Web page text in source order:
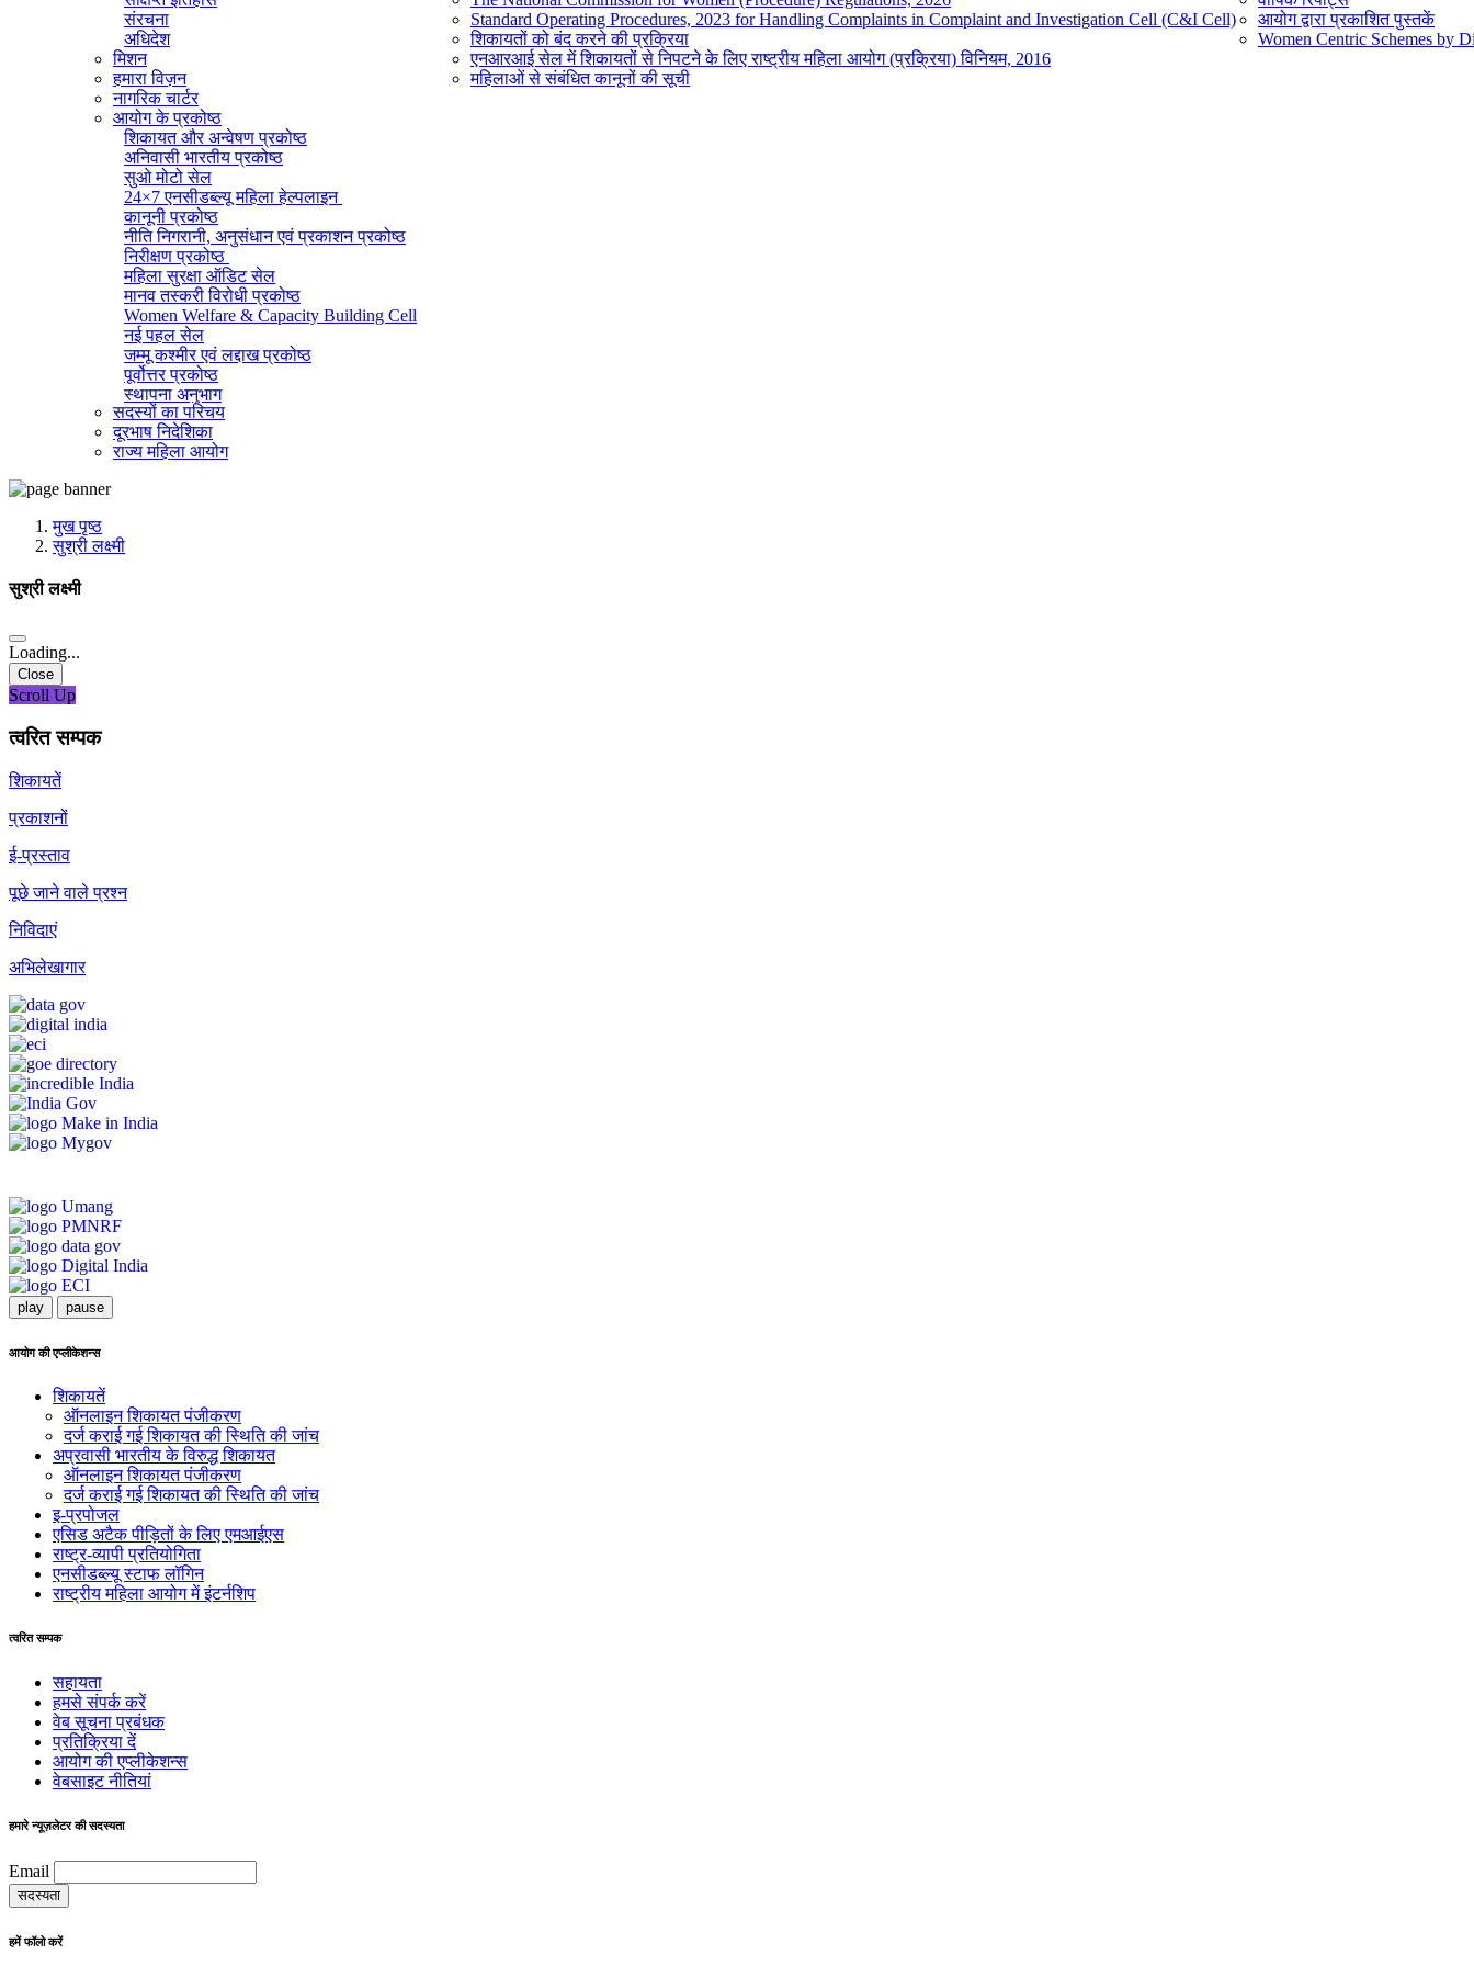
संरचना
अधिदेश
मिशन
हमारा विज़न
नागरिक चार्टर
आयोग के प्रकोष्ठ
शिकायत और अन्वेषण प्रकोष्ठ
अनिवासी भारतीय प्रकोष्ठ
सुओ मोटो सेल
24×7 एनसीडब्ल्यू महिला हेल्पलाइन
कानूनी प्रकोष्ठ
नीति निगरानी, ​​अनुसंधान एवं प्रकाशन प्रकोष्ठ
निरीक्षण प्रकोष्ठ
महिला सुरक्षा ऑडिट सेल
मानव तस्करी विरोधी प्रकोष्ठ
Women Welfare & Capacity Building Cell
नई पहल सेल
जम्मू कश्मीर एवं लद्दाख प्रकोष्ठ
पूर्वोत्तर प्रकोष्ठ
स्थापना अनुभाग
व्यवस्थापक अनुभाग (सामान्य)
सूचना का अधिकार प्रकोष्ठ
राजभाषा प्रकोष्ठ
सदस्यों का परिचय
दूरभाष निदेशिका
राज्य महिला आयोग
Standard Operating Procedures, 2023 for Handling Complaints in Complaint and Investigation Cell (C&I Cell)
शिकायतों को बंद करने की प्रक्रिया
एनआरआई सेल में शिकायतों से निपटने के लिए राष्ट्रीय महिला आयोग (प्रक्रिया) विनियम, 2016
महिलाओं से संबंधित कानूनों की सूची
आयोग द्वारा प्रकाशित पुस्तकें
Women Centric Schemes by
मुख पृष्ठ
सुश्री लक्ष्मी
सुश्री लक्ष्मी
Loading...
Close
Scroll Up
त्वरित सम्पक
शिकायतें
प्रकाशनों
ई-प्रस्ताव
पूछे जाने वाले प्रश्न
निविदाएं
अभिलेखागार
play pause
आयोग की एप्लीकेशन्स
शिकायतें
ऑनलाइन शिकायत पंजीकरण
दर्ज कराई गई शिकायत की स्थिति की जांच
अप्रवासी भारतीय के विरुद्ध शिकायत
ऑनलाइन शिकायत पंजीकरण
दर्ज कराई गई शिकायत की स्थिति की जांच
इ-प्रपोजल
एसिड अटैक पीड़ितों के लिए एमआईएस
राष्ट्र-व्यापी प्रतियोगिता
एनसीडब्ल्यू स्टाफ लॉगिन
राष्ट्रीय महिला आयोग में इंटर्नशिप
त्वरित सम्पक
सहायता
हमसे संपर्क करें
वेब सूचना प्रबंधक
प्रतिक्रिया दें
आयोग की एप्लीकेशन्स
वेबसाइट नीतियां
हमारे न्यूज़लेटर की सदस्यता
Email
हमें फॉलो करें